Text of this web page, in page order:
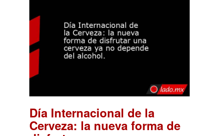
Día Internacional de la
Cerveza: la nueva forma de